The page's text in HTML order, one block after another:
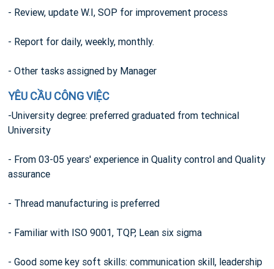
- Review, update W.I, SOP for improvement process
- Report for daily, weekly, monthly.
- Other tasks assigned by Manager
YÊU CẦU CÔNG VIỆC
-University degree: preferred graduated from technical
University
- From 03-05 years' experience in Quality control and Quality
assurance
- Thread manufacturing is preferred
- Familiar with ISO 9001, TQP, Lean six sigma
- Good some key soft skills: communication skill, leadership